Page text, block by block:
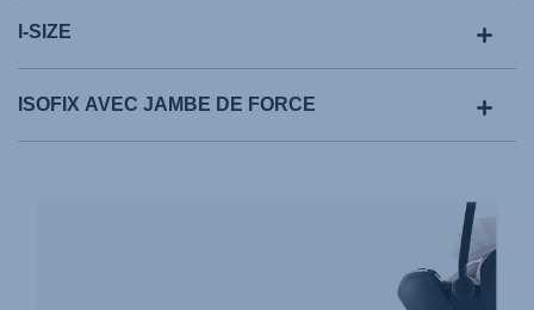
I-SIZE
ISOFIX AVEC JAMBE DE FORCE